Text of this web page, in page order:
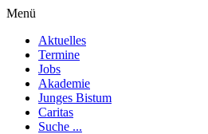
Menü
Aktuelles
Termine
Jobs
Akademie
Junges Bistum
Caritas
Suche ...